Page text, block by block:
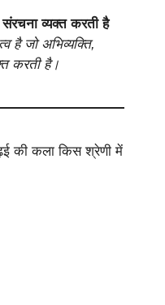
व्यक्त करती है
है जो अभिव्यक्ति,
करती है।
की कला किस श्रेणी में